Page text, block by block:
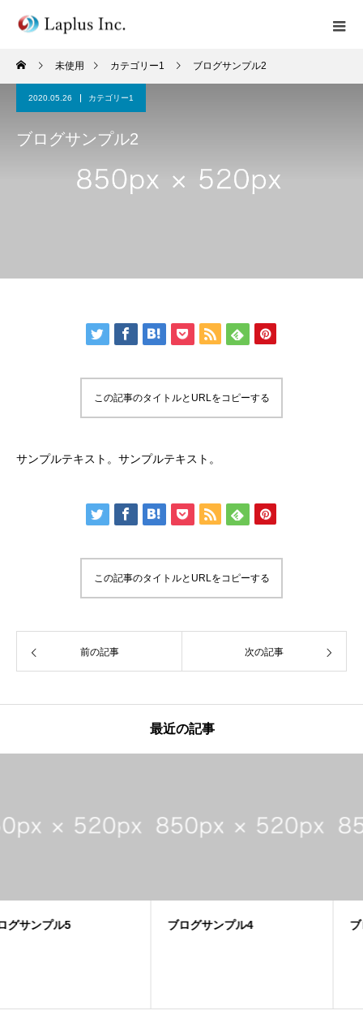
未使用 カテゴリー1 ブログサンプル2
2020.05.26 カテゴリー1
ブログサンプル2
この記事のタイトルとURLをコピーする
サンプルテキスト。サンプルテキスト。
この記事のタイトルとURLをコピーする
前の記事 次の記事
最近の記事
ブログサンプル4 ブログサンプル3